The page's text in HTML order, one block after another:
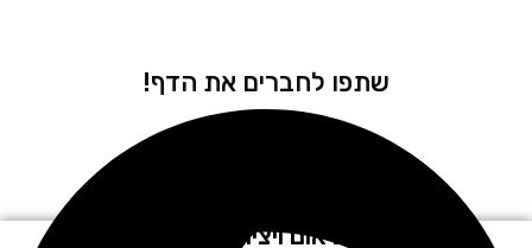
שתפו לחברים את הדף!
לתיאום ויצירת קשר